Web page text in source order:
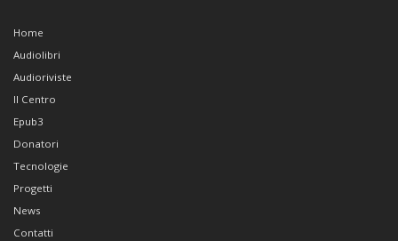
Home
Audiolibri
Audioriviste
Il Centro
Epub3
Donatori
Tecnologie
Progetti
News
Contatti